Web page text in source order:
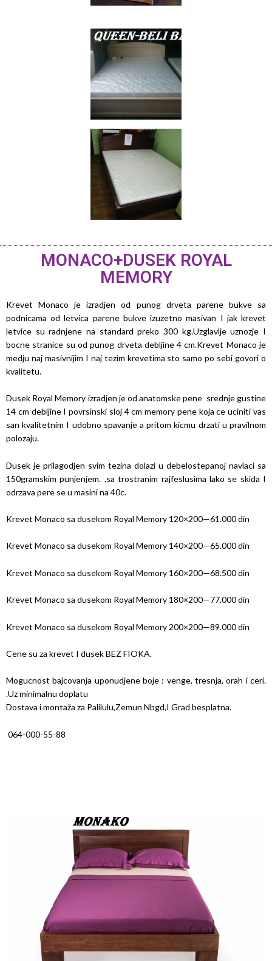
MONACO+DUSEK ROYAL
MEMORY
Krevet Monaco je izradjen od punog drveta parene bukve sa
podnicama od letvica parene bukve izuzetno masivan I jak krevet
letvice su radnjene na standard preko 300 kg.Uzglavlje uznozje I
bocne stranice su od punog drveta debljine 4 cm.Krevet Monaco je
medju naj masivnijim I naj tezim krevetima sto samo po sebi govori o
kvalitetu.
Dusek Royal Memory izradjen je od anatomske pene srednje gustine
14 cm debljine I povrsinski sloj 4 cm memory pene koja ce uciniti vas
san kvalitetnim I udobno spavanje a pritom kicmu drzati u pravilnom
polozaju.
Dusek je prilagodjen svim tezina dolazi u debelostepanoj navlaci sa
150gramskim punjenjem. .sa trostranim rajfeslusima lako se skida I
odrzava pere se u masini na 40c.
Krevet Monaco sa dusekom Royal Memory 120×200—61.000 din
Krevet Monaco sa dusekom Royal Memory 140×200—65.000 din
Krevet Monaco sa dusekom Royal Memory 160×200—68.500 din
Krevet Monaco sa dusekom Royal Memory 180×200—77.000 din
Krevet Monaco sa dusekom Royal Memory 200×200—89.000 din
Cene su za krevet I dusek BEZ FIOKA.
Mogucnost bajcovanja uponudjene boje : venge, tresnja, orah i ceri.
.Uz minimalnu doplatu
Dostava i montaža za Palilulu,Zemun Nbgd,I Grad besplatna.
064-000-55-88